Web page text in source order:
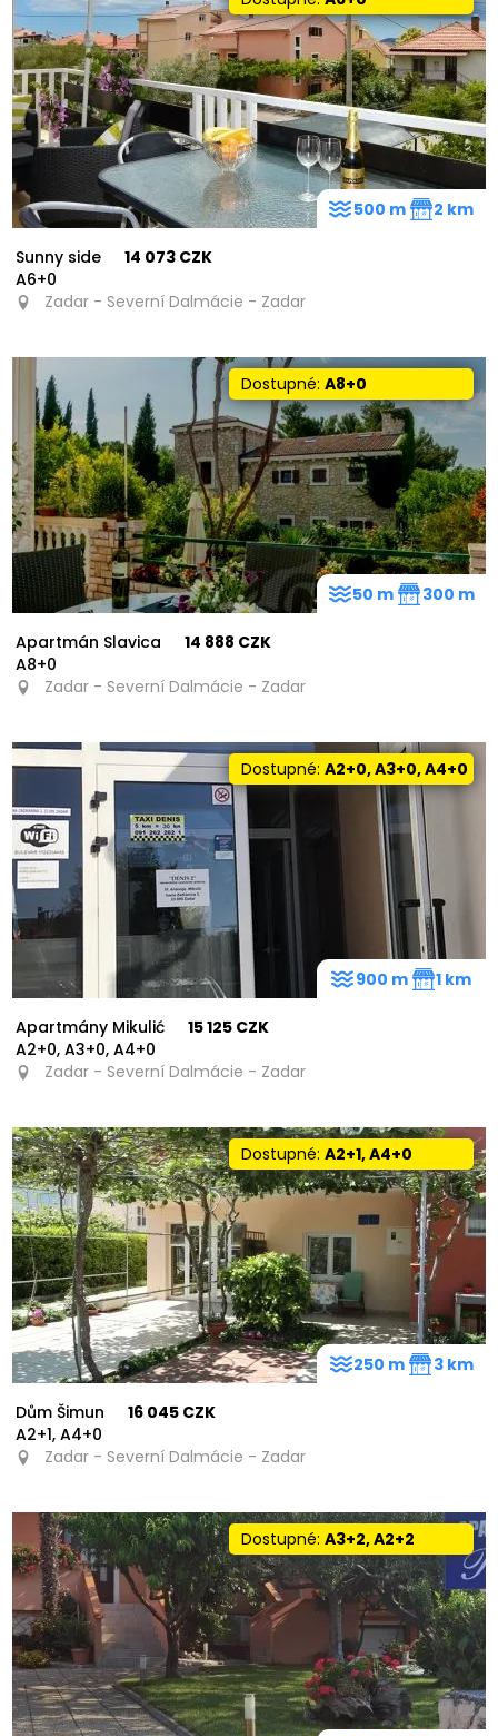
7
31
Sunny side
A6+0
14 073 CZK
Zadar - Severní Dalmácie - Zadar
500 m 2 km
Dostupné:A8+0
Apartmán Slavica
A8+0
14 888 CZK
Zadar - Severní Dalmácie - Zadar
50 m 300 m
Dostupné:A2+0, A3+0, A4+0
Apartmány Mikulić
A2+0, A3+0, A4+0
15 125 CZK
Zadar - Severní Dalmácie - Zadar
900 m 1 km
Dostupné:A2+1, A4+0
Dům Šimun
A2+1, A4+0
16 045 CZK
Zadar - Severní Dalmácie - Zadar
250 m 3 km
Dostupné:A3+2, A2+2